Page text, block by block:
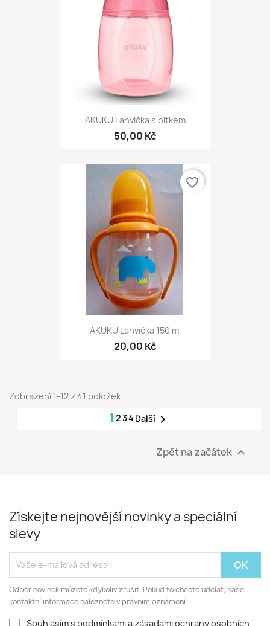
AKUKU Lahvička s pítkem
50,00 Kč
AKUKU Lahvička 150 ml
20,00 Kč
favorite_border
Zobrazení 1-12 z 41 položek
1 234 Další 
Zpět na začátek 
Získejte nejnovější novinky a speciální
slevy
Odběr novinek můžete kdykoliv zrušit. Pokud to chcete udělat, naše
kontaktní informace naleznete v právním oznámení.
Souhlasím s podmínkami a zásadami ochrany osobních